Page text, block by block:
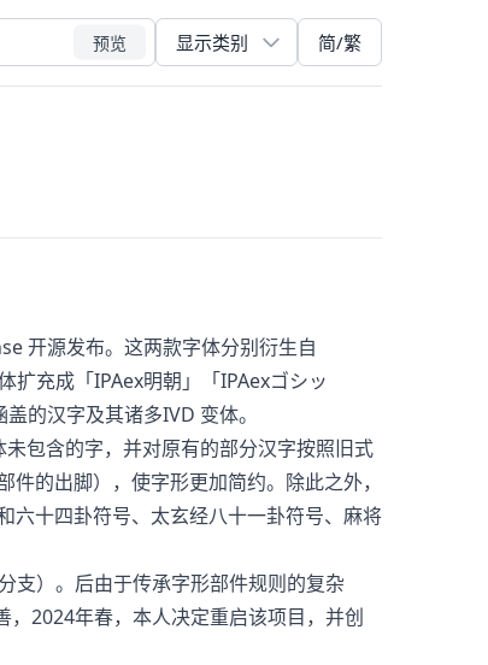
预览 简/繁
开源发布。这两款字体分别衍生自
充成「IPAex明朝」「IPAexゴシッ
的汉字及其诸多IVD 变体。
包含的字，并对原有的部分汉字按照旧式
的出脚），使字形更加简约。除此之外，
六十四卦符号、太玄经八十一卦符号、麻将
分支）。后由于传承字形部件规则的复杂
，2024年春，本人决定重启该项目，并创